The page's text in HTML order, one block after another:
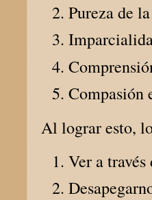
Pureza de
Compasión
Al lograr esto,
Ver a